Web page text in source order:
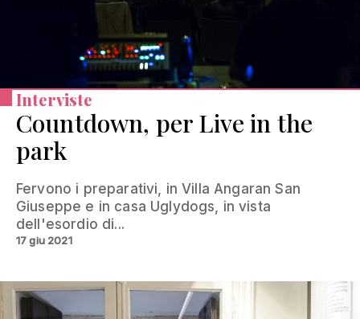
Interviste
Countdown, per Live in the
park
Fervono i preparativi, in Villa Angaran San
Giuseppe e in casa Uglydogs, in vista
dell'esordio di...
17 giu 2021